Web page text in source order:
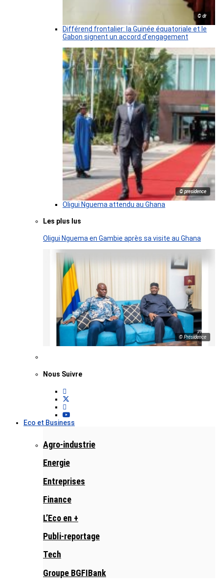
© dr
Différend frontalier: la Guinée équatoriale et le
Gabon signent un accord d’engagement
© presidence
Oligui Nguema attendu au Ghana
Les plus lus
Oligui Nguema en Gambie après sa visite au Ghana
© Présidence
Nous Suivre
Eco et Business
Agro-industrie
Energie
Entreprises
Finance
L’Eco en +
Publi-reportage
Tech
Groupe BGFIBank